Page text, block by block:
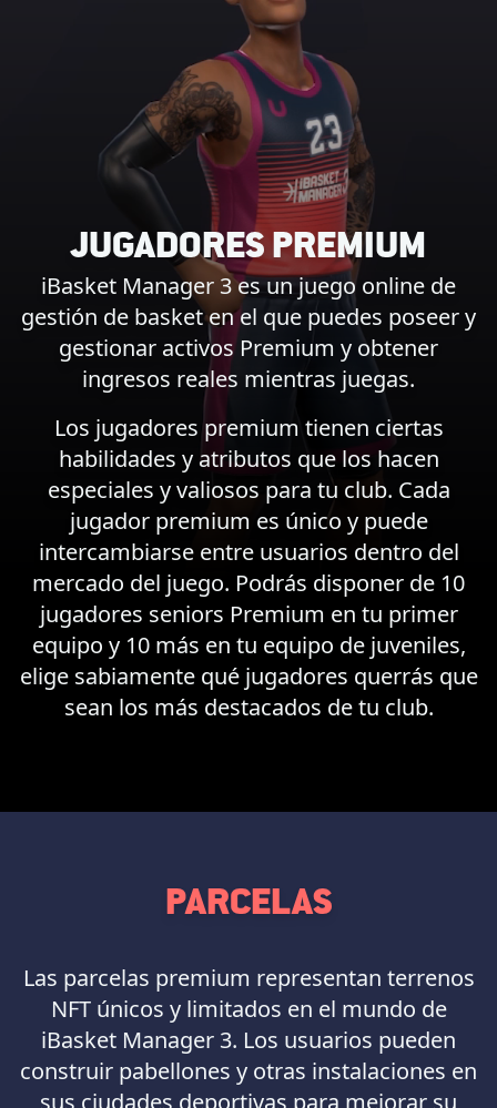
JUGADORES PREMIUM
iBasket Manager 3 es un juego online de
gestión de basket en el que puedes poseer y
gestionar activos Premium y obtener
ingresos reales mientras juegas.
Los jugadores premium tienen ciertas
habilidades y atributos que los hacen
especiales y valiosos para tu club. Cada
jugador premium es único y puede
intercambiarse entre usuarios dentro del
mercado del juego. Podrás disponer de 10
jugadores seniors Premium en tu primer
equipo y 10 más en tu equipo de juveniles,
elige sabiamente qué jugadores querrás que
sean los más destacados de tu club.
PARCELAS
Las parcelas premium representan terrenos
NFT únicos y limitados en el mundo de
iBasket Manager 3. Los usuarios pueden
construir pabellones y otras instalaciones en